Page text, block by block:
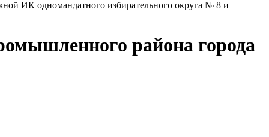
ИК одномандатного избирательного округа № 8 и
района города